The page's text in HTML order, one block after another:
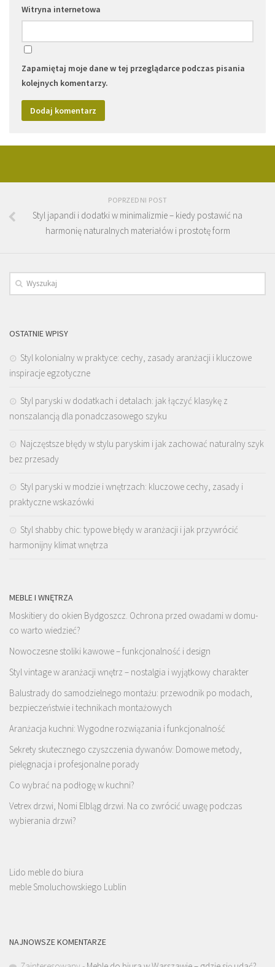
Witryna internetowa
Zapamiętaj moje dane w tej przeglądarce podczas pisania
kolejnych komentarzy.
POPRZEDNI POST
Styl japandi i dodatki w minimalizmie – kiedy postawić na
harmonię naturalnych materiałów i prostotę form
OSTATNIE WPISY
Styl kolonialny w praktyce: cechy, zasady aranżacji i kluczowe
inspiracje egzotyczne
Styl paryski w dodatkach i detalach: jak łączyć klasykę z
nonszalancją dla ponadczasowego szyku
Najczęstsze błędy w stylu paryskim i jak zachować naturalny szyk
bez przesady
Styl paryski w modzie i wnętrzach: kluczowe cechy, zasady i
praktyczne wskazówki
Styl shabby chic: typowe błędy w aranżacji i jak przywrócić
harmonijny klimat wnętrza
MEBLE I WNĘTRZA
Moskitiery do okien Bydgoszcz. Ochrona przed owadami w domu-
co warto wiedzieć?
Nowoczesne stoliki kawowe – funkcjonalność i design
Styl vintage w aranżacji wnętrz – nostalgia i wyjątkowy charakter
Balustrady do samodzielnego montażu: przewodnik po modach,
bezpieczeństwie i technikach montażowych
Aranżacja kuchni: Wygodne rozwiązania i funkcjonalność
Sekrety skutecznego czyszczenia dywanów: Domowe metody,
pielęgnacja i profesjonalne porady
Co wybrać na podłogę w kuchni?
Vetrex drzwi, Nomi Elbląg drzwi. Na co zwrócić uwagę podczas
wybierania drzwi?
Lido meble do biura
meble Smoluchowskiego Lublin
NAJNOWSZE KOMENTARZE